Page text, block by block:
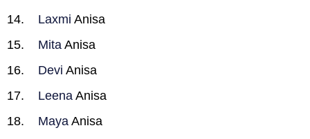
Laxmi Anisa
Mita Anisa
Devi Anisa
Leena Anisa
Maya Anisa